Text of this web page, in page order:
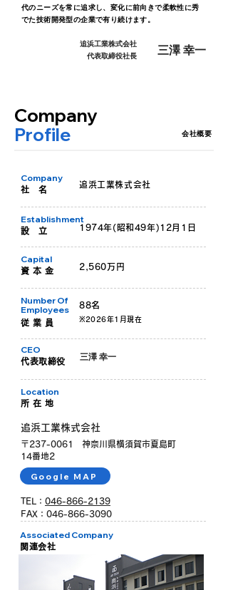
代のニーズを常に追求し、変化に前向きで柔軟性に秀
でた技術開発型の企業で有り続けます。
​追浜工業株式会社
代表取締役社長
三澤 幸一
Company
Profile
会社概要
Company
社 名
追浜工業株式会社
Establishment
設 立 1974年(昭和49年)12月1日
Capital
資 本 金 2,560万円
Number Of
Employees
従 業 員
88名
※2026年1月現在
CEO
代表取締役 三澤 幸一
Location
所 在 地
​追浜工業株式会社
〒237-0061 神奈川県横須賀市夏島町
14番地2
Google MAP
TEL： 046-866-2139
FAX：046-866-3090
Associated Company
関連会社